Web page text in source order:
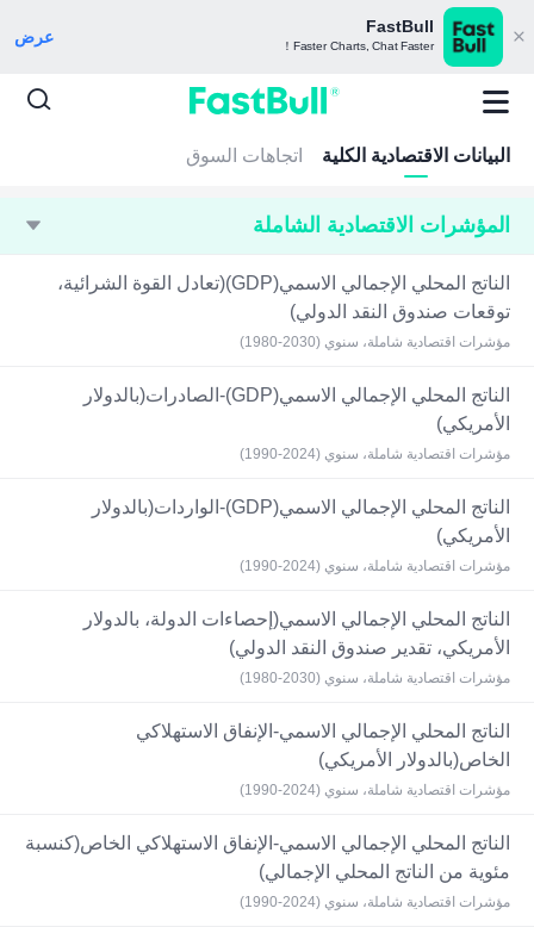
FastBull
Faster Charts, Chat Faster！ عرض
البيانات الاقتصادية الكلية اتجاهات السوق
المؤشرات الاقتصادية الشاملة
الناتج المحلي الإجمالي الاسمي(GDP)(تعادل القوة الشرائية،
توقعات صندوق النقد الدولي)
مؤشرات اقتصادية شاملة، سنوي (2030-1980)
الناتج المحلي الإجمالي الاسمي(GDP)-الصادرات(بالدولار
الأمريكي)
مؤشرات اقتصادية شاملة، سنوي (2024-1990)
الناتج المحلي الإجمالي الاسمي(GDP)-الواردات(بالدولار
الأمريكي)
مؤشرات اقتصادية شاملة، سنوي (2024-1990)
الناتج المحلي الإجمالي الاسمي(إحصاءات الدولة، بالدولار
الأمريكي، تقدير صندوق النقد الدولي)
مؤشرات اقتصادية شاملة، سنوي (2030-1980)
الناتج المحلي الإجمالي الاسمي-الإنفاق الاستهلاكي
الخاص(بالدولار الأمريكي)
مؤشرات اقتصادية شاملة، سنوي (2024-1990)
الناتج المحلي الإجمالي الاسمي-الإنفاق الاستهلاكي الخاص(كنسبة
مئوية من الناتج المحلي الإجمالي)
مؤشرات اقتصادية شاملة، سنوي (2024-1990)